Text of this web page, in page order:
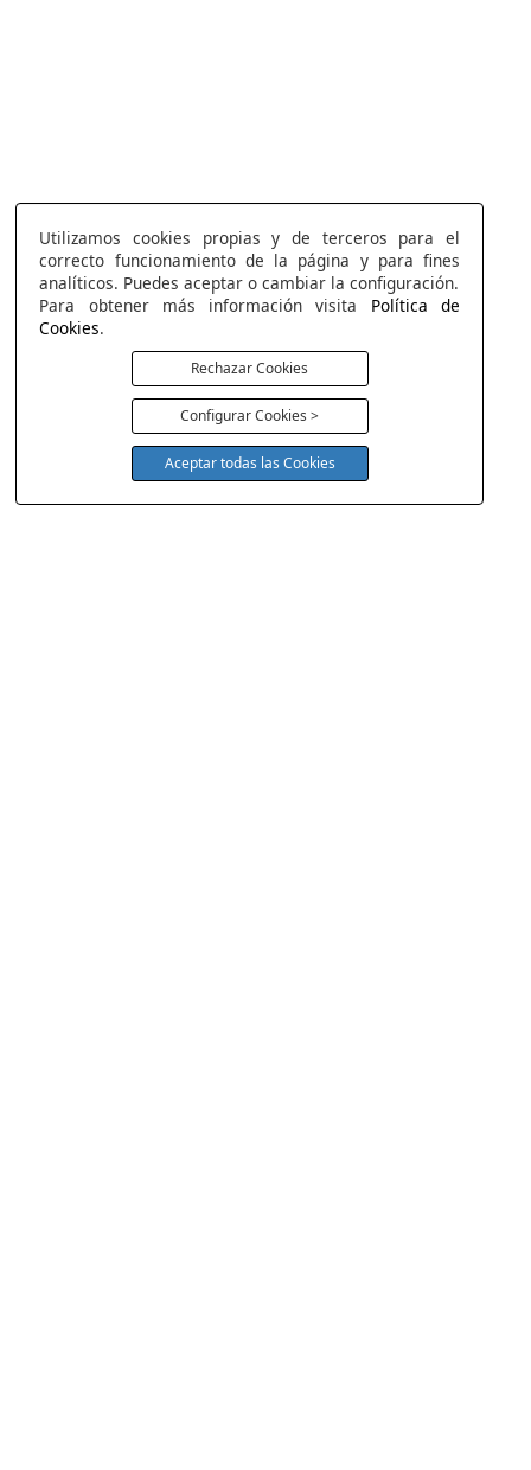
Utilizamos cookies propias y de terceros para el
correcto funcionamiento de la página y para fines
analíticos. Puedes aceptar o cambiar la configuración.
Para obtener más información visita Política de
Cookies.
Rechazar Cookies
Configurar Cookies >
Aceptar todas las Cookies